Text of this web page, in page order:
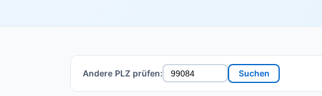
Andere PLZ prüfen: Suchen